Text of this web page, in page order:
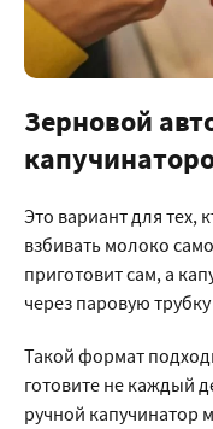
Зерновой
Это вариант для тех,
взбивать молоко
приготовит сам, а
через паровую
Такой формат
готовите не каждый
ручной капучинатор